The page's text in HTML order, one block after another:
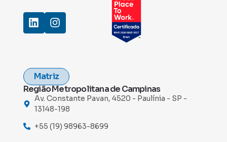
Matriz
Região Metropolitana de Campinas
Av. Constante Pavan, 4520 - Paulínia - SP -
13148-198
+55 (19) 98963-8699